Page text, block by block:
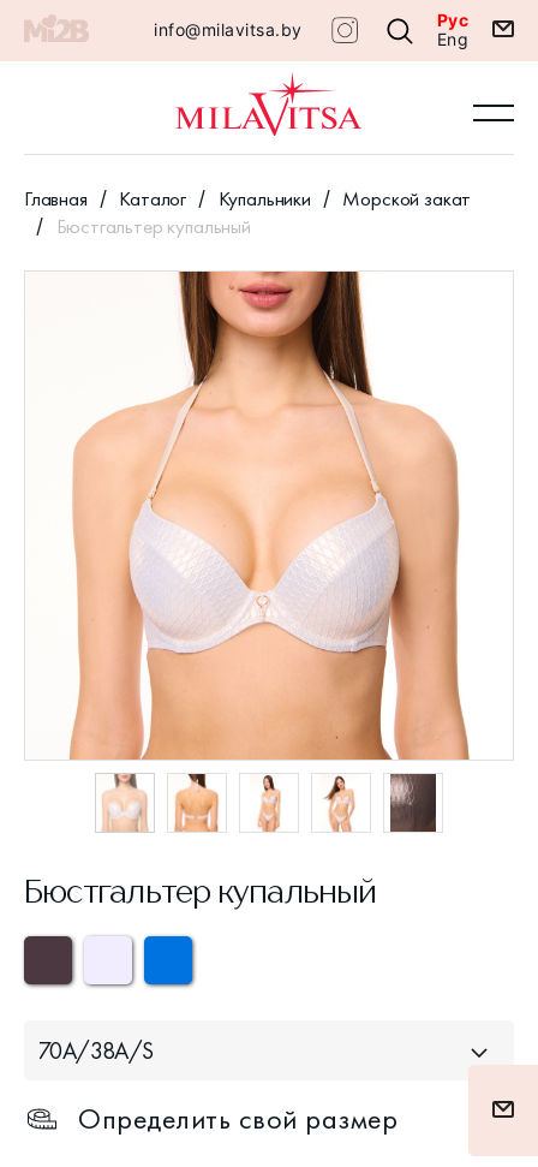
info@milavitsa.by
Рус
Eng
Главная Каталог Купальники
Морской закат
Бюстгальтер купальный
Бюстгальтер купальный
70A/38A/S
Определить свой размер